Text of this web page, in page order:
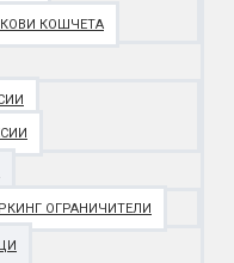
КОШЧЕТА
ОГРАНИЧИТЕЛИ